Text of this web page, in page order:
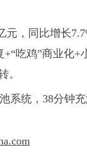
元，同比增长
吃鸡”商业化
。